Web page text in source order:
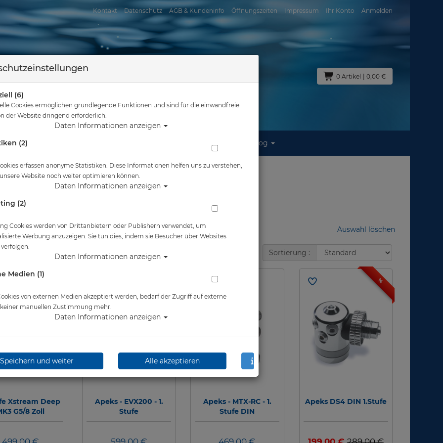
Kontakt Datenschutz AGB & Kundeninfo Öffnungszeiten Impressum Ihr Konto Anmelden
0 Artikel | 0,00 €
Reisen Blog
Sie sind hier Tauchausrüstung Atemregler - nur 1. Stufe
- nur 1. Stufe
Auswahl löschen
Sortierung :
Xstream Deep
G5/8 Zoll
Apeks - EVX200 - 1.
Stufe
Apeks - MTX-RC - 1.
Stufe DIN
%
Apeks DS4 DIN 1.Stufe
(6)
Cookies ermöglichen grundlegende Funktionen und sind für die einwandfreie
der Website dringend erforderlich.
Daten Informationen anzeigen
(2)
erfassen anonyme Statistiken. Diese Informationen helfen uns zu verstehen,
Website noch weiter optimieren können.
Daten Informationen anzeigen
(2)
Cookies werden von Drittanbietern oder Publishern verwendet, um
Werbung anzuzeigen. Sie tun dies, indem sie Besucher über Websites
Daten Informationen anzeigen
Medien (1)
von externen Medien akzeptiert werden, bedarf der Zugriff auf externe
manuellen Zustimmung mehr.
Daten Informationen anzeigen
Speichern und weiter Alle akzeptieren